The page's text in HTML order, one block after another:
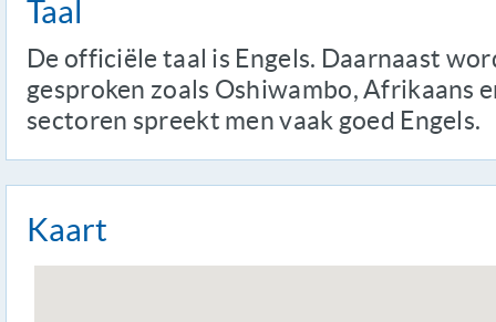
Taal
De officiële taal is Engels. Daarnaast
gesproken zoals Oshiwambo, Afrikaans
sectoren spreekt men vaak goed Engels.
Kaart